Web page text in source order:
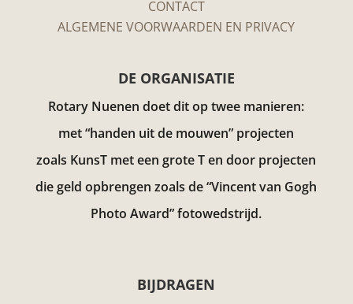
CONTACT
ALGEMENE VOORWAARDEN EN PRIVACY
DE ORGANISATIE
Rotary Nuenen doet dit op twee manieren:
met “handen uit de mouwen” projecten
zoals KunsT met een grote T en door projecten
die geld opbrengen zoals de “Vincent van Gogh
Photo Award” fotowedstrijd.
BIJDRAGEN